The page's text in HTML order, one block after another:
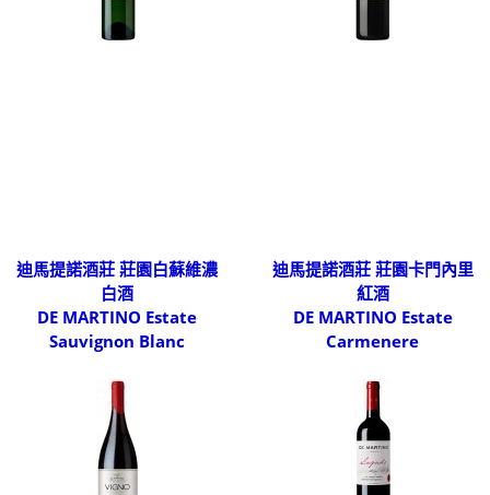
迪馬提諾酒莊 莊園白蘇維濃
白酒
DE MARTINO Estate
Sauvignon Blanc
迪馬提諾酒莊 莊園卡門內里
紅酒
DE MARTINO Estate
Carmenere